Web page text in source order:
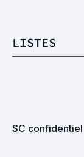
LISTES
SC confidentiel